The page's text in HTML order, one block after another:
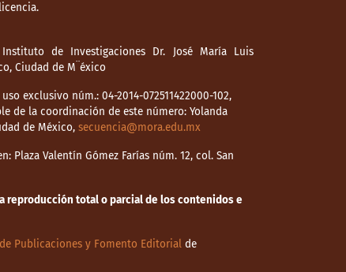
de Investigaciones Dr. José María Luis
Ciudad de M¨éxico
exclusivo núm.: 04-2014-072511422000-102,
de la coordinación de este número: Yolanda
de México, secuencia@mora.edu.mx
Plaza Valentín Gómez Farías núm. 12, col. San
reproducción total o parcial de los contenidos e
Publicaciones y Fomento Editorial de